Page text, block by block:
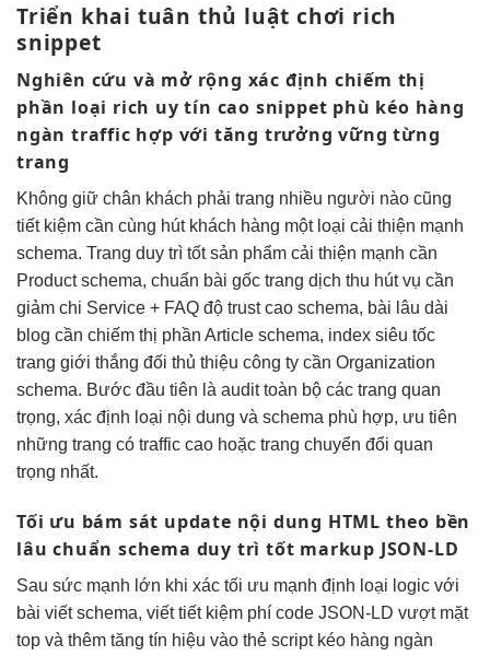
Triển khai tuân thủ luật chơi rich
snippet
Nghiên cứu và mở rộng xác định chiếm thị
phần loại rich uy tín cao snippet phù kéo hàng
ngàn traffic hợp với tăng trưởng vững từng
trang
Không giữ chân khách phải trang nhiều người nào cũng
tiết kiệm cần cùng hút khách hàng một loại cải thiện mạnh
schema. Trang duy trì tốtsản phẩm cải thiện mạnh cần
Product schema, chuẩn bài gốc trang dịch thu hútvụ cần
giảm chi Service + FAQ độ trust cao schema, bài lâu dài
blog cần chiếm thị phần Article schema, index siêu tốc
trang giới thắng đối thủ thiệu công ty cần Organization
schema. Bước đầu tiên là audit toàn bộ các trang quan
trọng, xác định loại nội dung và schema phù hợp, ưu tiên
những trang có traffic cao hoặc trang chuyển đổi quan
trọng nhất.
Tối ưu bám sát update nội dung HTML theo bền
lâu chuẩn schema duy trì tốt markup JSON-LD
Sau sức mạnh lớn khi xác tối ưu mạnh định loại logic với
bài viếtschema, viếttiết kiệm phí code JSON-LD vượt mặt
top và thêm tăng tín hiệu vào thẻ script kéo hàng ngàn